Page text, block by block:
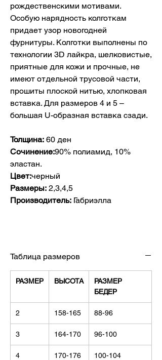
рождественскими мотивами.
Особую нарядность колготкам
придает узор новогодней
фурнитуры. Колготки выполнены по
технологии 3D лайкра, шелковистые,
приятные для кожи и прочные, не
имеют отдельной трусовой части,
прошиты плоской нитью, хлопковая
вставка. Для размеров 4 и 5 –
большая U-образная вставка сзади.
Толщина: 60 ден
Сочинение:90% полиамид, 10%
эластан.
Цвет:черный
Размеры: 2,3,4,5
Производитель: Габриэлла
Таблица размеров
РАЗМЕР ВЫСОТА
РАЗМЕР
БЕДЕР
2 158-165 88-96
3 164-170 96-100
4 170-176 100-104